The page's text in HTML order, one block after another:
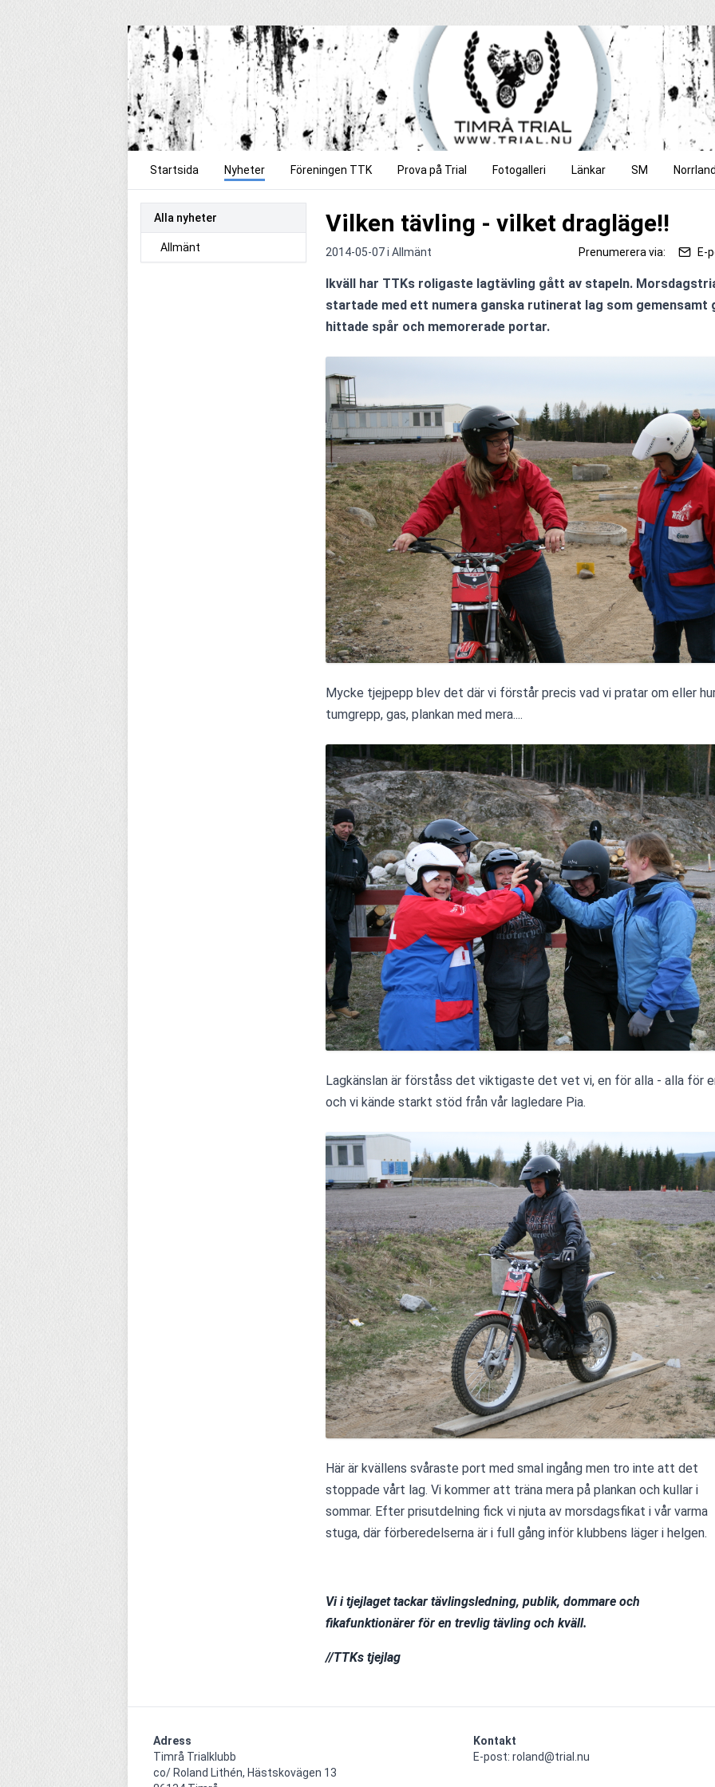
Startsida Nyheter Föreningen TTK Prova på Trial Fotogalleri Länkar SM
Alla nyheter
Allmänt
Vilken tävling - vilket dragläge!!
2014-05-07 i Allmänt Prenumerera via: E-
Ikväll har TTKs roligaste lagtävling gått av stapeln.
startade med ett numera ganska rutinerat lag som gemensamt
hittade spår och memorerade portar.
Mycke tjejpepp blev det där vi förstår precis vad vi pratar om eller
tumgrepp, gas, plankan med mera....
Lagkänslan är förståss det viktigaste det vet vi, en för alla - alla för
och vi kände starkt stöd från vår lagledare Pia.
Här är kvällens svåraste port med smal ingång men tro inte att det
stoppade vårt lag. Vi kommer att träna mera på plankan och kullar i
sommar. Efter prisutdelning fick vi njuta av morsdagsfikat i vår varma
stuga, där förberedelserna är i full gång inför klubbens läger i helgen.
Vi i tjejlaget tackar tävlingsledning, publik, dommare och
fikafunktionärer för en trevlig tävling och kväll.
//TTKs tjejlag
Adress
Timrå Trialklubb
co/ Roland Lithén, Hästskovägen 13
Kontakt
E-post: roland@trial.nu